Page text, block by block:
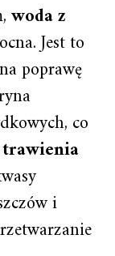
woda z
Jest to
poprawę
co
trawienia
i